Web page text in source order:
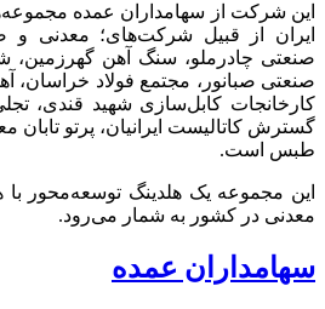
این شرکت از سهامداران عمده
ایران از قبیل شرکت‌های؛ معدنی
صنعتی چادرملو، سنگ آهن
صنعتی صبانور، مجتمع فولاد خراسان،
کارخانجات کابل‌سازی شهید قندی،
گسترش کاتالیست ایرانیان، پرتو
طبس است.
این مجموعه یک هلدینگ توسعه‌محور
معدنی در کشور به شمار می‌رود.
سهامداران عمده